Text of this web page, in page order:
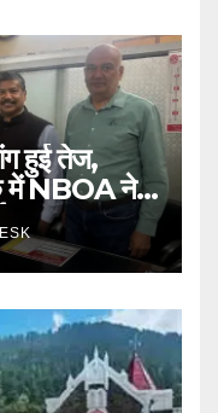
हुई तेज,
में NBOA ने
मजबूत आवाज